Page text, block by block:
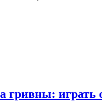
гривны: играть